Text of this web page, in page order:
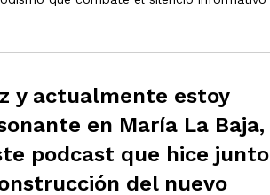
y actualmente estoy
en María La Baja,
podcast que hice junto
del nuevo